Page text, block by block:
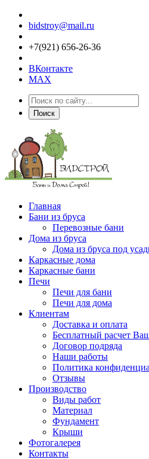
bidstroy@mail.ru
+7(921) 656-26-36
ВКонтакте
MAX
Поиск
Главная
Бани из бруса
Перевозные бани
Дома из бруса
Дома из бруса под
Каркасные дома
Каркасные бани
Печи
Печи для бани
Печи для дома
Клиентам
Доставка и оплата
Бесплатный расчет
Договор подряда
Наши работы
Политика
Отзывы
Производство
Виды работ
Материал
Фундамент
Крыши
Фотогалерея
Контакты